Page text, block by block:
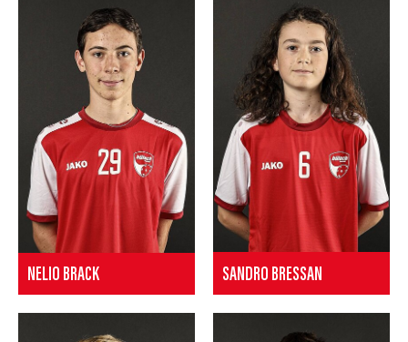
NELIO BRACK SANDRO BRESSAN